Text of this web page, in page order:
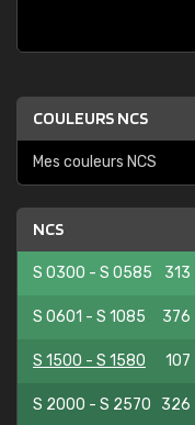
COULEURS NCS
Mes couleurs NCS
NCS
S 0300 - S 0585 313
S 0601 - S 1085 376
S 1500 - S 1580 107
S 2000 - S 2570 326